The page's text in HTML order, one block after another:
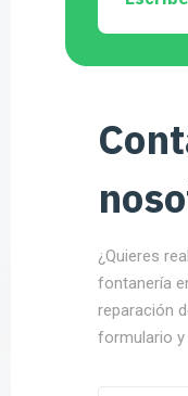
¿Quieres
fontanería
reparación
formulario